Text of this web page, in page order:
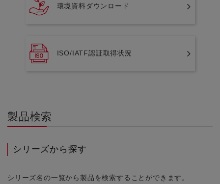
環境資料ダウンロード
ISO/IATF認証取得状況
製品検索
シリーズから探す
シリーズ名の一覧から製品を検索することができます。